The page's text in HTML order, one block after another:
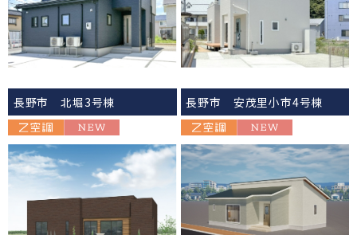
長野市 北堀3号棟 長野市 安茂里小市4号棟